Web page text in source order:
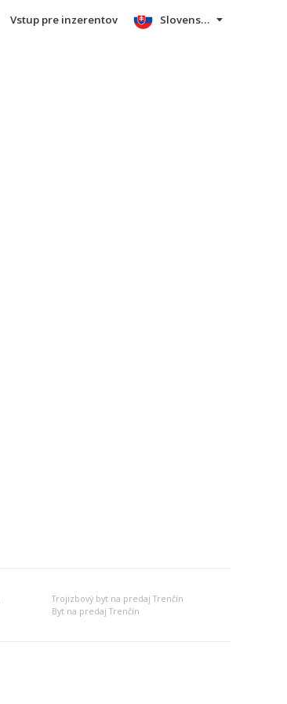
Vstup pre inzerentov Slovensky
Trojizbový byt na predaj Trenčín
Byt na predaj Trenčín